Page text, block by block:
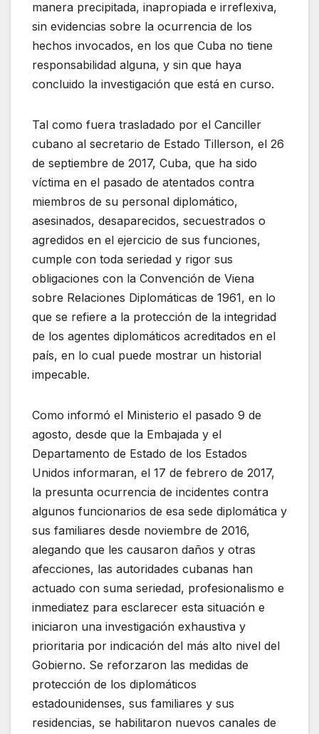
manera precipitada, inapropiada e irreflexiva,
sin evidencias sobre la ocurrencia de los
hechos invocados, en los que Cuba no tiene
responsabilidad alguna, y sin que haya
concluido la investigación que está en curso.
Tal como fuera trasladado por el Canciller
cubano al secretario de Estado Tillerson, el 26
de septiembre de 2017, Cuba, que ha sido
víctima en el pasado de atentados contra
miembros de su personal diplomático,
asesinados, desaparecidos, secuestrados o
agredidos en el ejercicio de sus funciones,
cumple con toda seriedad y rigor sus
obligaciones con la Convención de Viena
sobre Relaciones Diplomáticas de 1961, en lo
que se refiere a la protección de la integridad
de los agentes diplomáticos acreditados en el
país, en lo cual puede mostrar un historial
impecable.
Como informó el Ministerio el pasado 9 de
agosto, desde que la Embajada y el
Departamento de Estado de los Estados
Unidos informaran, el 17 de febrero de 2017,
la presunta ocurrencia de incidentes contra
algunos funcionarios de esa sede diplomática y
sus familiares desde noviembre de 2016,
alegando que les causaron daños y otras
afecciones, las autoridades cubanas han
actuado con suma seriedad, profesionalismo e
inmediatez para esclarecer esta situación e
iniciaron una investigación exhaustiva y
prioritaria por indicación del más alto nivel del
Gobierno. Se reforzaron las medidas de
protección de los diplomáticos
estadounidenses, sus familiares y sus
residencias, se habilitaron nuevos canales de